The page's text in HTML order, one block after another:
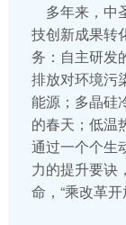
多年来，中
技创新成果转
务：自主研发
排放对环境污
能源；多晶硅
的春天；低温
通过一个个生
力的提升要诀
命，“乘改革